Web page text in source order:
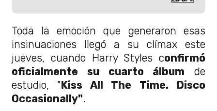
Toda la emoción que generaron esas
insinuaciones llegó a su clímax este
jueves, cuando Harry Styles confirmó
oficialmente su cuarto álbum de
estudio, "Kiss All The Time. Disco
Occasionally".